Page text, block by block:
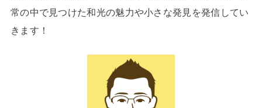
常の中で見つけた和光の魅力や小さな発見を発信してい
きます！